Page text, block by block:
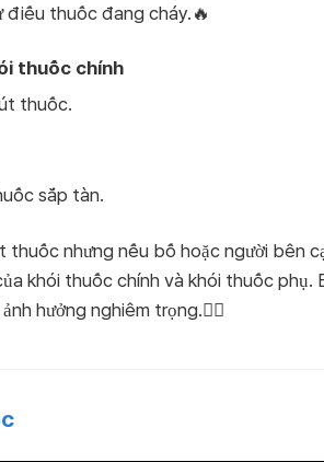
thuốc đang cháy.🔥
thuốc chính
thuốc.
sắp tàn.
thuốc nhưng nếu bố hoặc người bên
khói thuốc chính và khói thuốc
hưởng nghiêm trọng.🙅‍♀️